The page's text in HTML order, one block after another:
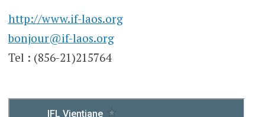
http://www.if-laos.org
bonjour@if-laos.org
Tel : (856-21)215764